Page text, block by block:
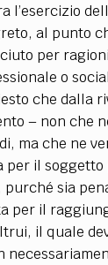
l’esercizio
al punto
per
o
che dalla
– non che
ma che ne
il soggetto
sia
per il
il quale